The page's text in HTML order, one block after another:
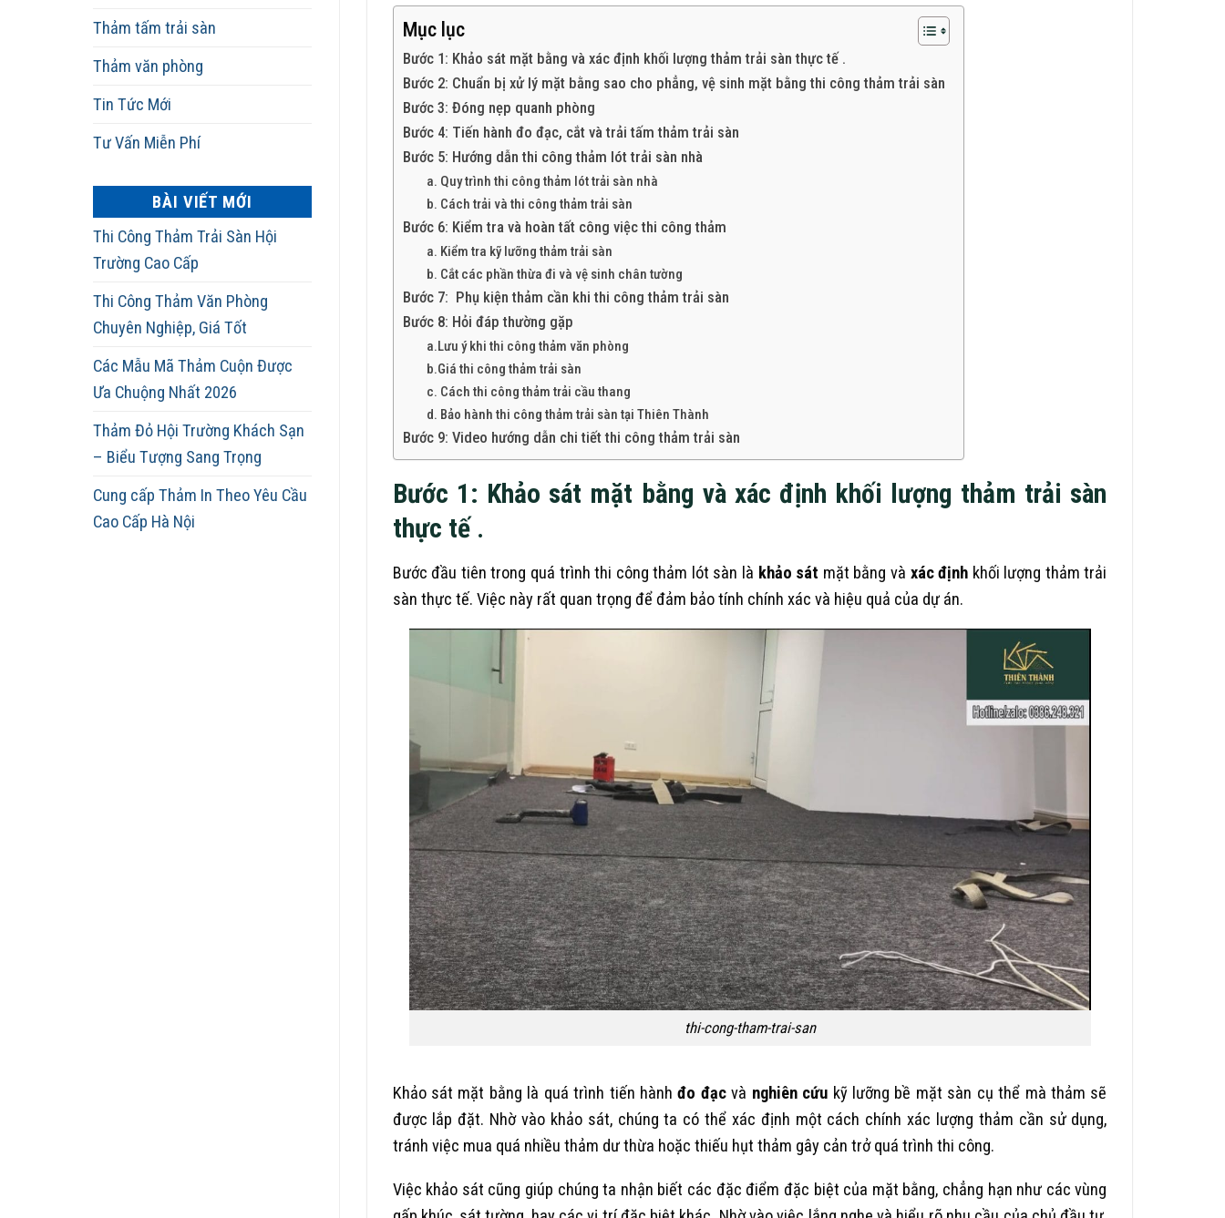
Thảm tấm trải sàn
Thảm văn phòng
Tin Tức Mới
Tư Vấn Miễn Phí
BÀI VIẾT MỚI
Thi Công Thảm Trải Sàn Hội
Trường Cao Cấp
Thi Công Thảm Văn Phòng
Chuyên Nghiệp, Giá Tốt
Các Mẫu Mã Thảm Cuộn Được
Ưa Chuộng Nhất 2026
Thảm Đỏ Hội Trường Khách Sạn
– Biểu Tượng Sang Trọng
Cung cấp Thảm In Theo Yêu Cầu
Cao Cấp Hà Nội
Mục lục
Bước 1: Khảo sát mặt bằng và xác định khối lượng thảm trải sàn thực tế .
Bước 2: Chuẩn bị xử lý mặt bằng sao cho phẳng, vệ sinh mặt bằng thi công thảm trải sàn
Bước 3: Đóng nẹp quanh phòng
Bước 4: Tiến hành đo đạc, cắt và trải tấm thảm trải sàn
Bước 5: Hướng dẫn thi công thảm lót trải sàn nhà
a. Quy trình thi công thảm lót trải sàn nhà
b. Cách trải và thi công thảm trải sàn
Bước 6: Kiểm tra và hoàn tất công việc thi công thảm
a. Kiểm tra kỹ lưỡng thảm trải sàn
b. Cắt các phần thừa đi và vệ sinh chân tường
Bước 7: Phụ kiện thảm cần khi thi công thảm trải sàn
Bước 8: Hỏi đáp thường gặp
a.Lưu ý khi thi công thảm văn phòng
b.Giá thi công thảm trải sàn
c. Cách thi công thảm trải cầu thang
d. Bảo hành thi công thảm trải sàn tại Thiên Thành
Bước 9: Video hướng dẫn chi tiết thi công thảm trải sàn
Bước 1: Khảo sát mặt bằng và xác định khối lượng thảm trải sàn
thực tế.
Bước đầu tiên trong quá trình thi công thảm lót sàn là khảo sát mặt bằng và xác định khối lượng thảm trải
sàn thực tế. Việc này rất quan trọng để đảm bảo tính chính xác và hiệu quả của dự án.
thi-cong-tham-trai-san
Khảo sát mặt bằng là quá trình tiến hànhđo đạcvà nghiên cứu kỹ lưỡng bề mặt sàn cụ thể mà thảm sẽ
được lắp đặt. Nhờ vào khảo sát, chúng ta có thể xác định một cách chính xác lượng thảm cần sử dụng,
tránh việc mua quá nhiều thảm dư thừa hoặc thiếu hụt thảm gây cản trở quá trình thi công.
Việc khảo sát cũng giúp chúng ta nhận biết các đặc điểm đặc biệt của mặt bằng, chẳng hạn như các vùng